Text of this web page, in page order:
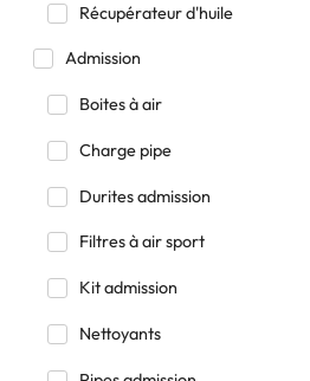
Récupérateur d'huile
Admission
Boites à air
Charge pipe
Durites admission
Filtres à air sport
Kit admission
Nettoyants